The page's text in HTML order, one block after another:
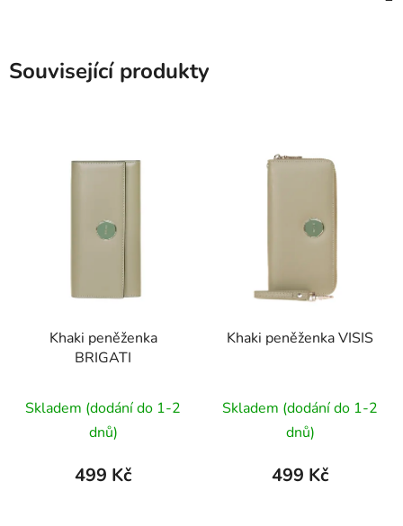
Související produkty
Khaki peněženka
BRIGATI
Skladem (dodání do 1-2
dnů)
499 Kč
Khaki peněženka VISIS
hodnocení
produktu
je
Skladem (dodání do 1-2
dnů)
499 Kč